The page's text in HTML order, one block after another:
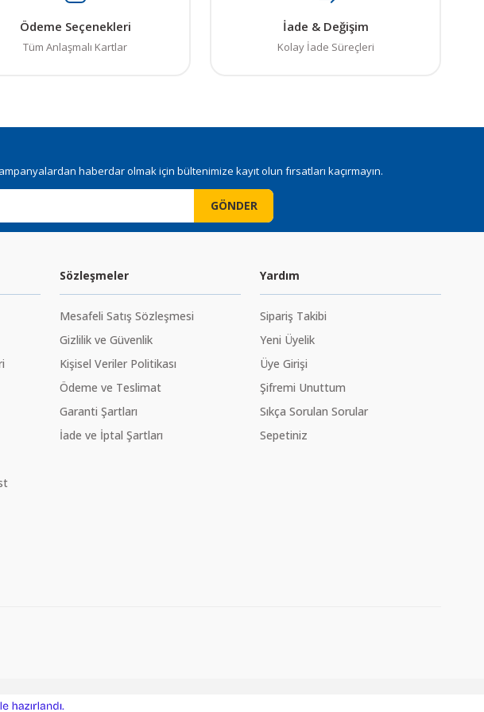
Ödeme Seçenekleri
Tüm Anlaşmalı Kartlar
İade & Değişim
Kolay İade Süreçleri
haberdar olmak için bültenimize kayıt olun fırsatları kaçırmayın.
GÖNDER
Sözleşmeler
Mesafeli Satış Sözleşmesi
Gizlilik ve Güvenlik
Kişisel Veriler Politikası
Ödeme ve Teslimat
Garanti Şartları
İade ve İptal Şartları
Yardım
Sipariş Takibi
Yeni Üyelik
Üye Girişi
Şifremi Unuttum
Sıkça Sorulan Sorular
Sepetiniz